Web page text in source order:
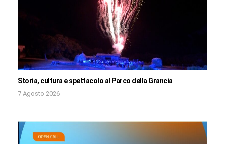
Storia, cultura e spettacolo al Parco della Grancia
7 Agosto 2026